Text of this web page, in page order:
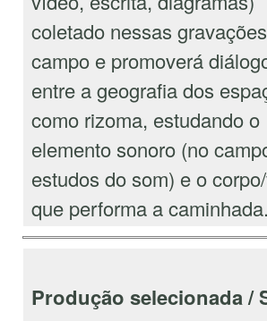
coletado nessas
campo e promoverá
entre a geografia dos
como rizoma, estudando o
elemento sonoro (no
estudos do som) e o
que performa a caminhada.
Produção selecionada /